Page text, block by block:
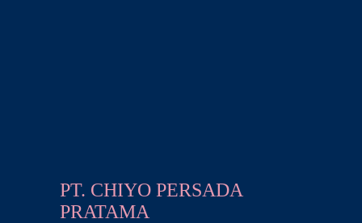
PT. CHIYO PERSADA
PRATAMA